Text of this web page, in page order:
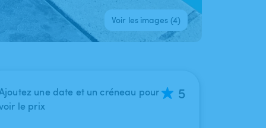
Voir les images (4)
une date et un créneau pour
le prix
5